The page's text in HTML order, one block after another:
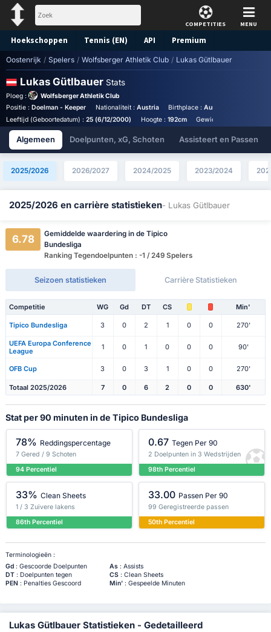
COMPETITIES MENU
Hoekschoppen Tennis (EN) API Premium
Voorspelling
Oostenrijk / Spelers / Wolfsberger Athletik Club / Lukas Gütlbauer
Lukas Gütlbauer Stats
Ploeg :
Wolfsberger Athletik Club
Positie : Doelman - Keeper Nationaliteit : Austria Birthplace :Austria - Austria
Leeftijd (Geboortedatum) : 25 (6/12/2000) Hoogte : 192cm Gewicht :
Algemeen Doelpunten, xG, Schoten Assisteert en Passen
2025/2026 2026/2027 2024/2025 2023/2024
2025/2026 en carrière statistieken- Lukas Gütlbauer
6.78
Gemiddelde waardering in de Tipico
Bundesliga
Ranking Tegendoelpunten : -1 / 249 Spelers
Seizoen statistieken Carrière Statistieken
Competitie WG Gd DT CS Min'
Tipico Bundesliga 3 0 2 1 0 0 270'
UEFA Europa Conference
League
1 0 1 0 0 0 90'
OFB Cup 3 0 3 1 0 0 270'
Totaal 2025/2026 7 0 6 2 0 0 630'
Stat per 90 minuten in de Tipico Bundesliga
78% Reddingspercentage
7 Gered / 9 Schoten
94 Percentiel
0.67 Tegen Per 90
2 Doelpunten in 3 Wedstrijden
98th Percentiel
33% Clean Sheets
1 / 3 Zuivere lakens
86th Percentiel
33.00 Passen Per 90
99 Geregistreerde passen
50th Percentiel
Terminologieën :
Gd: Gescoorde Doelpunten As: Assists
DT: Doelpunten tegen CS: Clean Sheets
PEN : Penalties Gescoord Min': Gespeelde Minuten
Lukas Gütlbauer Statistieken - Gedetailleerd